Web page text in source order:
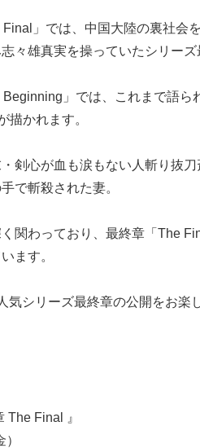
」では、中国大陸の裏社会
々雄真実を操っていたシリーズ
」では、これまで語ら
描かれます。
剣心が血も涙もない人斬り抜
で斬殺された妻。
関わっており、最終章「The
ます。
気シリーズ最終章の公開をお楽
The Final 』